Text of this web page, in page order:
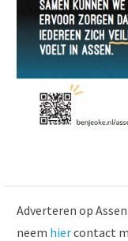
Adverteren op
neem hiercontact